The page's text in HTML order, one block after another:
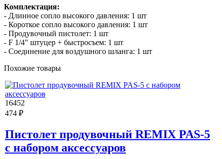
Комплектация:
- Длинное сопло высокого давления: 1 шт
- Короткое сопло высокого давления: 1 шт
- Продувочный пистолет: 1 шт
- F 1/4" штуцер + быстросъем: 1 шт
- Соединение для воздушного шланга: 1 шт
Похожие товары
16452
474 ₽
Пистолет продувочный REMIX PAS-5
с набором аксессуаров